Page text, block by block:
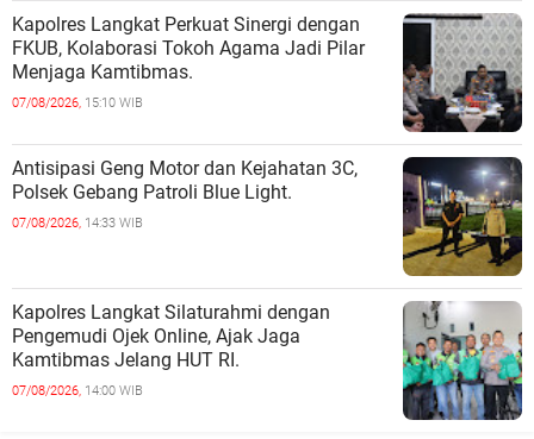
Kapolres Langkat Perkuat Sinergi dengan
FKUB, Kolaborasi Tokoh Agama Jadi Pilar
Menjaga Kamtibmas.
07/08/2026, 15:10 WIB
Antisipasi Geng Motor dan Kejahatan 3C,
Polsek Gebang Patroli Blue Light.
07/08/2026, 14:33 WIB
Kapolres Langkat Silaturahmi dengan
Pengemudi Ojek Online, Ajak Jaga
Kamtibmas Jelang HUT RI.
07/08/2026, 14:00 WIB